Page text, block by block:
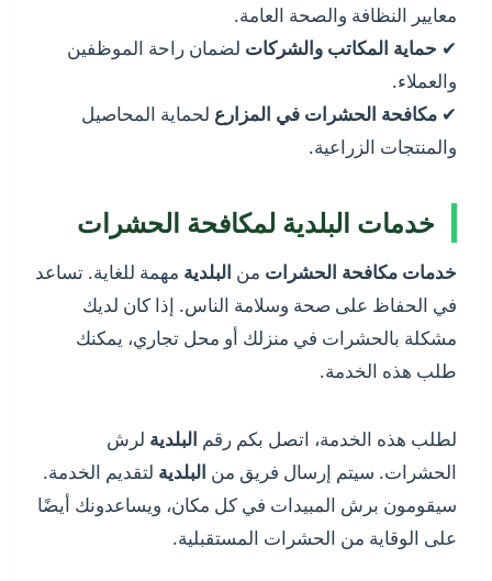
معايير النظافة والصحة العامة.
✔ حماية المكاتب والشركات لضمان راحة الموظفين
والعملاء.
✔ مكافحة الحشرات في المزارع لحماية المحاصيل
والمنتجات الزراعية.
خدمات البلدية لمكافحة الحشرات
خدمات مكافحة الحشرات من البلدية مهمة للغاية. تساعد
في الحفاظ على صحة وسلامة الناس. إذا كان لديك
مشكلة بالحشرات في منزلك أو محل تجاري، يمكنك
طلب هذه الخدمة.
لطلب هذه الخدمة، اتصل بكم رقم البلدية لرش
الحشرات. سيتم إرسال فريق من البلدية لتقديم الخدمة.
سيقومون برش المبيدات في كل مكان، ويساعدونك أيضًا
على الوقاية من الحشرات المستقبلية.